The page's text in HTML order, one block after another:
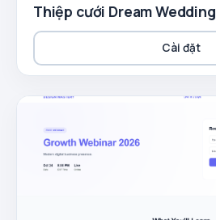
Thiệp cưới Dream Wedding
Cài đặt